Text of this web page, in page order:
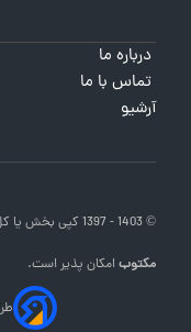
درباره ما
تماس با ما
آرشیو
© 1403 - 1397 کپی بخش یا کل هر کدام از مطالب
مکتوبامکان پذیر است.